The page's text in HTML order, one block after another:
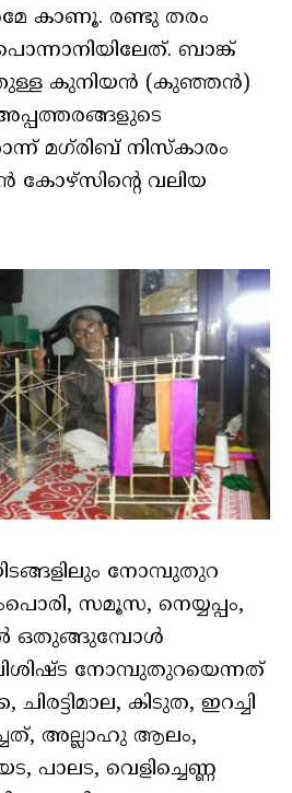
കാണൂ. രണ്ടു തരം
ബാങ്ക്
കുനിയൻ (കുഞ്ഞൻ)
മഗ്‌രിബ് നിസ്കാരം
കോഴ്‌സിന്റെ വലിയ
നോമ്പുതുറ
സമൂസ, നെയ്യപ്പം,
ഒതുങ്ങുമ്പോൾ
നോമ്പുതുറയെന്നത്
ചിരട്ടിമാല, കിടുത, ഇറച്ചി
അല്ലാഹു ആലം,
പാലട, വെളിച്ചെണ്ണ